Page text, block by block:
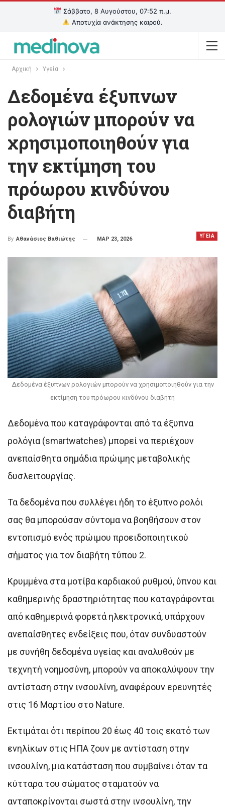
Σάββατο, 8 Αυγούστου, 07:52 π.μ.
Αποτυχία ανάκτησης καιρού.
Αρχική Υγεία
Δεδομένα έξυπνων
ρολογιών μπορούν να
χρησιμοποιηθούν για
την εκτίμηση του
πρόωρου κινδύνου
διαβήτη
ΥΓΕΙΑ
By Αθανάσιος Βαθιώτης ΜΑΡ 23, 2026
Δεδομένα έξυπνων ρολογιών μπορούν να χρησιμοποιηθούν για την
εκτίμηση του πρόωρου κινδύνου διαβήτη
Δεδομένα που καταγράφονται από τα έξυπνα
ρολόγια (smartwatches) μπορεί να περιέχουν
ανεπαίσθητα σημάδια πρώιμης μεταβολικής
δυσλειτουργίας.
Τα δεδομένα που συλλέγει ήδη το έξυπνο ρολόι
σας θα μπορούσαν σύντομα να βοηθήσουν στον
εντοπισμό ενός πρώιμου προειδοποιητικού
σήματος για τον διαβήτη τύπου 2.
Κρυμμένα στα μοτίβα καρδιακού ρυθμού, ύπνου και
καθημερινής δραστηριότητας που καταγράφονται
από καθημερινά φορετά ηλεκτρονικά, υπάρχουν
ανεπαίσθητες ενδείξεις που, όταν συνδυαστούν
με συνήθη δεδομένα υγείας και αναλυθούν με
τεχνητή νοημοσύνη, μπορούν να αποκαλύψουν την
αντίσταση στην ινσουλίνη, αναφέρουν ερευνητές
στις 16 Μαρτίου στο Nature.
Εκτιμάται ότι περίπου 20 έως 40 τοις εκατό των
ενηλίκων στις ΗΠΑ ζουν με αντίσταση στην
ινσουλίνη, μια κατάσταση που συμβαίνει όταν τα
κύτταρα του σώματος σταματούν να
ανταποκρίνονται σωστά στην ινσουλίνη, την